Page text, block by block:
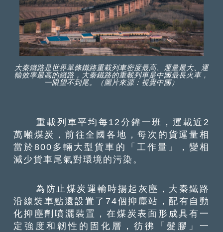
大秦鐵路是世界單條鐵路重載列車密度最高、運量最大、運
輸效率最高的鐵路，大秦鐵路的重載列車是中國最長火車，
一眼望不到尾。（圖片來源：視覺中國）
重載列車平均每12分鐘一班，運載近2
萬噸煤炭，前往全國各地，每次的貨運量相
當於800多輛大型貨車的「工作量」，變相
減少貨車尾氣對環境的污染。
為防止煤炭運輸時揚起灰塵，大秦鐵路
沿線裝車點還設置了74個抑塵站，配有自動
化抑塵劑噴灑裝置，在煤炭表面形成具有一
定強度和韌性的固化層，彷彿「髮膠」一